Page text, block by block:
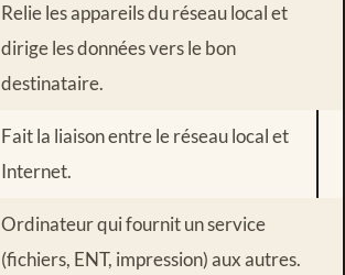
Relie les appareils du réseau local et
dirige les données vers le bon
destinataire.
Fait la liaison entre le réseau local et
Internet.
Ordinateur qui fournit un service
(fichiers, ENT, impression) aux autres.